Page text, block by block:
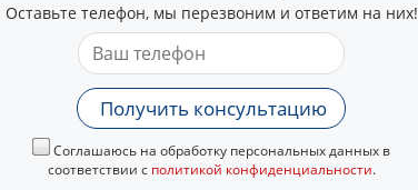
Оставьте телефон, мы перезвоним и ответим на них!
Получить консультацию
Соглашаюсь на обработку персональных данных в
соответствии с политикой конфиденциальности.